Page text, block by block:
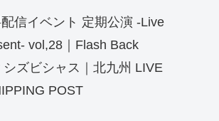
信イベント 定期公演 -Live
vol,28｜Flash Back
シズビシャス｜北九州 LIVE
POST